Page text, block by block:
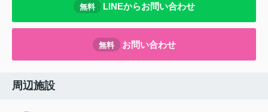
無料 LINEからお問い合わせ
無料 お問い合わせ
周辺施設